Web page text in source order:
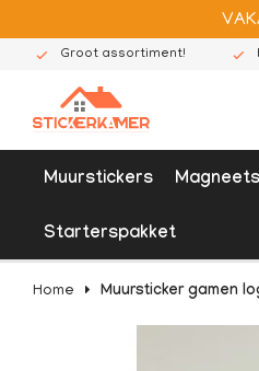
Groot assortiment!
Muurstickers
Starterspakket
Home Muursticker gamen